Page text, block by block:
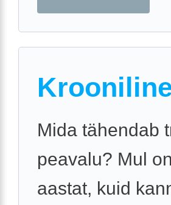
Mida tähendab
peavalu? Mul
aastat, kuid